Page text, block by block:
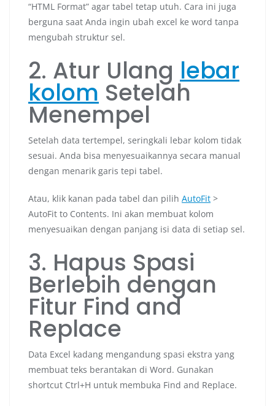
“HTML Format” agar tabel tetap utuh. Cara ini juga
berguna saat Anda ingin ubah excel ke word tanpa
mengubah struktur sel.
2. Atur Ulang lebar
kolom Setelah
Menempel
Setelah data tertempel, seringkali lebar kolom tidak
sesuai. Anda bisa menyesuaikannya secara manual
dengan menarik garis tepi tabel.
Atau, klik kanan pada tabel dan pilih AutoFit >
AutoFit to Contents. Ini akan membuat kolom
menyesuaikan dengan panjang isi data di setiap sel.
3. Hapus Spasi
Berlebih dengan
Fitur Find and
Replace
Data Excel kadang mengandung spasi ekstra yang
membuat teks berantakan di Word. Gunakan
shortcut Ctrl+H untuk membuka Find and Replace.